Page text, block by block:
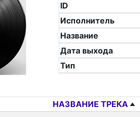
ID
Исполнитель
Название
Дата выхода
Тип
НАЗВАНИЕ ТРЕКА